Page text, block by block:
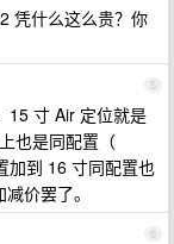
凭什么这么贵？你
5
15 寸 Air 定位就是
也是同配置（
加到 16 寸同配置也
价罢了。
6